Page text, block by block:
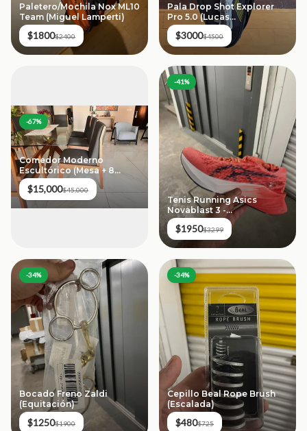
Paletero/Mochila Nox ML10
Team (Miguel Lamperti)
$1800$2400
Pala Drop Shot Explorer
Pro 5.0 (Lucas
Campagnolo)
$3000$4500
-67%
Comedor Moderno
Escultórico (Mesa + 8
Sillas)
$15,000$45,000
-41%
Tenis Running Asics
Novablast 3 -
Papaya/Purple (Talla 26)
$1950$3299
-34%
Bocado Freno Zaldi
(Equitación)
$1250$1900
-34%
Cepillo Beal Rope Brush
(Escalada)
$480$725